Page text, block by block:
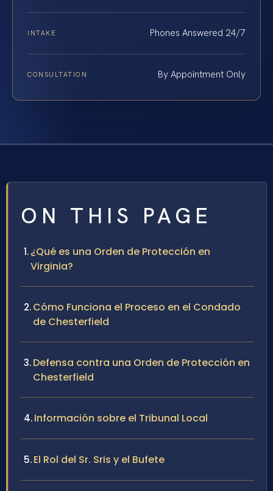
INTAKE Phones Answered 24/7
CONSULTATION By Appointment Only
ON THIS PAGE
¿Qué es una Orden de Protección en
Virginia?
Cómo Funciona el Proceso en el Condado
de Chesterfield
Defensa contra una Orden de Protección en
Chesterfield
Información sobre el Tribunal Local
El Rol del Sr. Sris y el Bufete